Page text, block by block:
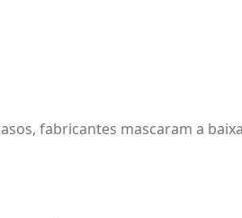
fabricantes mascaram a